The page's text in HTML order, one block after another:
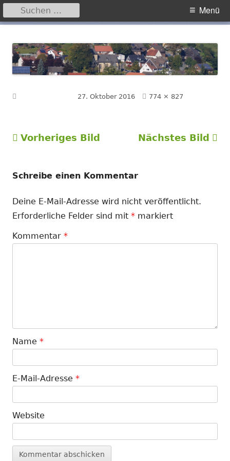
zum
Inhalt
Primäres
Menü
Suchen
nach:
27. Oktober 2016 Volle
774 × 827
Vorheriges Bild Nächstes Bild
Schreibe einen Kommentar
Deine E-Mail-Adresse wird nicht veröffentlicht.
Erforderliche Felder sind mit * markiert
Kommentar *
Name *
E-Mail-Adresse *
Website